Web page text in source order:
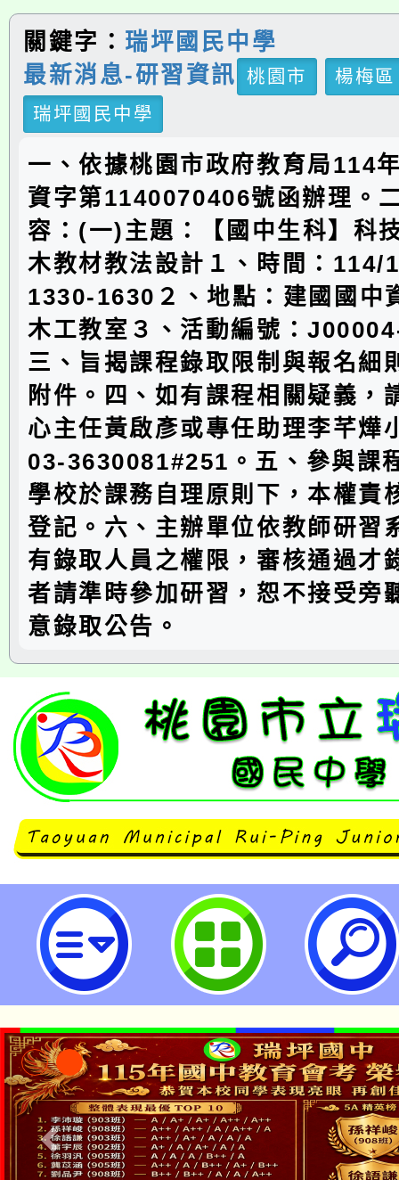
關鍵字： 瑞坪國民中學
最新消息-研習資訊
桃園市
楊梅區
瑞坪國民中學
一、依據桃園市政府教育局114
資字第1140070406號函辦理。
容：(一)主題：【國中生科】科
木教材教法設計１、時間：114/
1330-1630２、地點：建國國中
木工教室３、活動編號：
三、旨揭課程錄取限制與報名細
附件。四、如有課程相關疑義，
心主任黃啟彥或專任助理李芊燁
03-3630081#251。五、參與課
學校於課務自理原則下，本權責
登記。六、主辦單位依教師研習
有錄取人員之權限，審核通過才
者請準時參加研習，恕不接受旁
意錄取公告。
建國自造教育及科技中心計畫114
教師增能研習-桃園市立瑞坪國民中